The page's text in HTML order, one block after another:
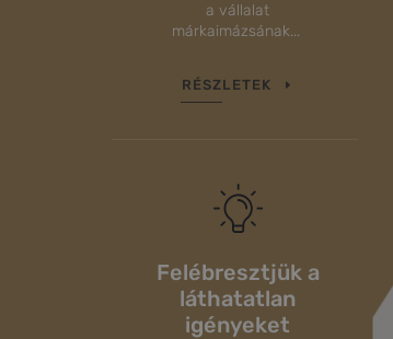
a vállalat
márkaimázsának...
RÉSZLETEK
Felébresztjük a
láthatatlan
igényeket